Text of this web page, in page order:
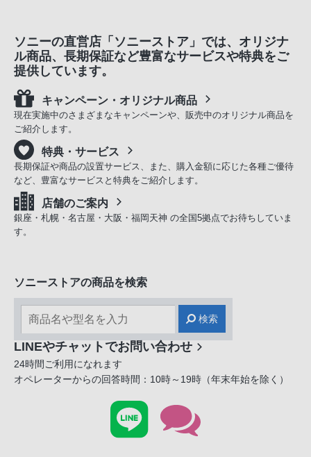
ソニーの直営店「ソニーストア」では、オリジナ
ル商品、長期保証など豊富なサービスや特典をご
提供しています。
キャンペーン・オリジナル商品
現在実施中のさまざまなキャンペーンや、販売中のオリジナル商品を
ご紹介します。
特典・サービス
長期保証や商品の設置サービス、また、購入金額に応じた各種ご優待
など、豊富なサービスと特典をご紹介します。
店舗のご案内
銀座・札幌・名古屋・大阪・福岡天神 の全国5拠点でお待ちしていま
す。
ソニーストアの商品を検索
検索
LINEやチャットでお問い合わせ
24時間ご利用になれます
オペレーターからの回答時間：10時～19時（年末年始を除く）